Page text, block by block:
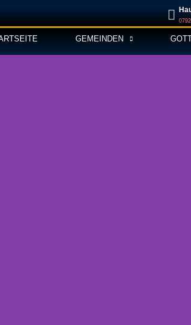
GEMEINDEN